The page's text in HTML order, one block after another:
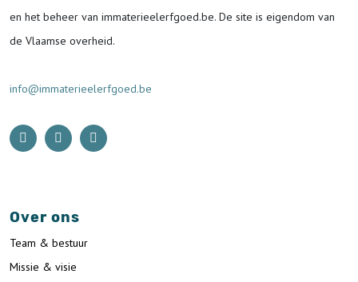
en het beheer van immaterieelerfgoed.be. De site is eigendom van
de Vlaamse overheid.
info@immaterieelerfgoed.be
Over ons
Team & bestuur
Missie & visie